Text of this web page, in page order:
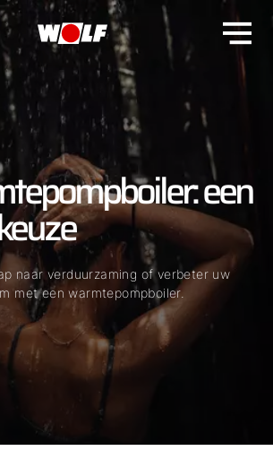
een
naar verduurzaming of verbeter uw
met een warmtepompboiler.